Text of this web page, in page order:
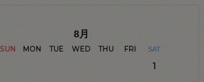
8月
SUN MON TUE WED THU FRI SAT
1